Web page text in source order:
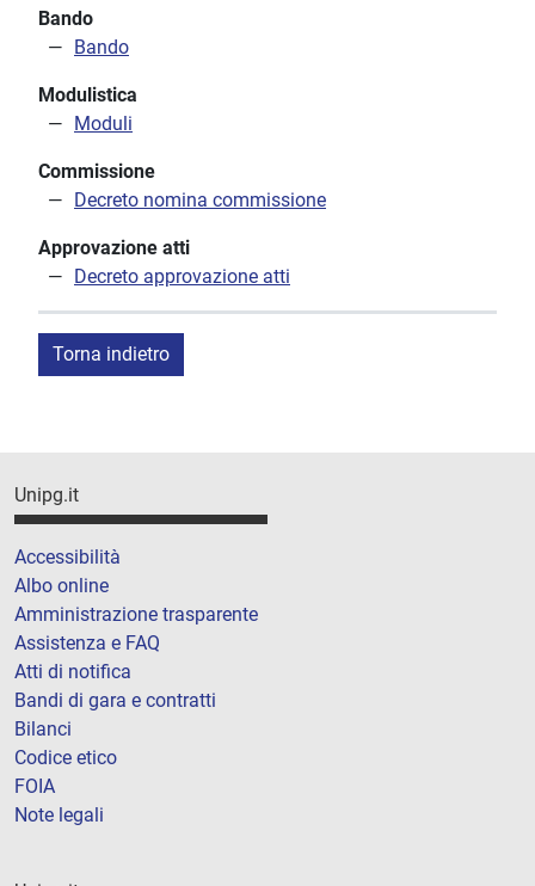
Bando
Bando
Modulistica
Moduli
Commissione
Decreto nomina commissione
Approvazione atti
Decreto approvazione atti
Torna indietro
Unipg.it
Accessibilità
Albo online
Amministrazione trasparente
Assistenza e FAQ
Atti di notifica
Bandi di gara e contratti
Bilanci
Codice etico
FOIA
Note legali